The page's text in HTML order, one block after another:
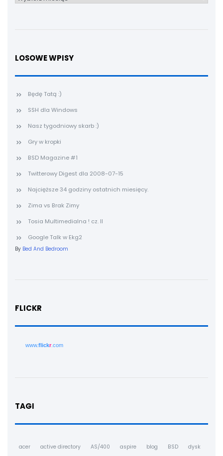
LOSOWE WPISY
Będę Tatą :)
SSH dla Windows
Nasz tygodniowy skarb :)
Gry w kropki
BSD Magazine #1
Twitterowy Digest dla 2008-07-15
Najcięższe 34 godziny ostatnich miesięcy.
Zima vs Brak Zimy
Tosia Multimedialna ! cz. II
Google Talk w Ekg2
By Bed And Bedroom
FLICKR
www.flickr.com
TAGI
acer active directory AS/400 aspire blog BSD dysk